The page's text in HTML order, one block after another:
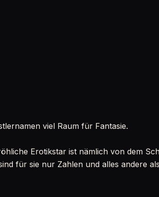
viel Raum für Fantasie.
Erotikstar ist nämlich von dem
für sie nur Zahlen und alles andere